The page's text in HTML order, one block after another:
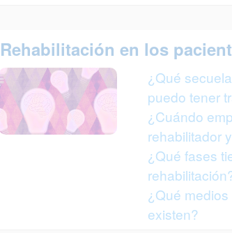
Rehabilitación en los
¿Qué
puedo tener
¿Cuándo
rehabilitador
¿Qué fases
¿Qué
existen?